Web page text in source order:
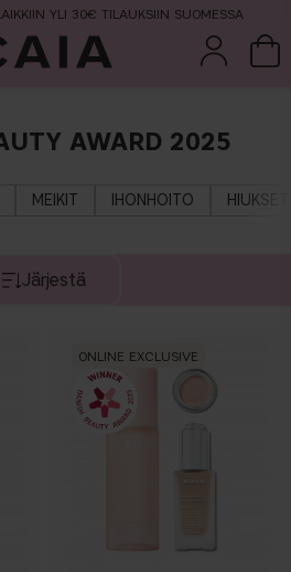
YLI 30€ TILAUKSIIN SUOMESSA
AWARD 2025
MEIKIT IHONHOITO HIUKSET
Järjestä
ONLINE EXCLUSIVE